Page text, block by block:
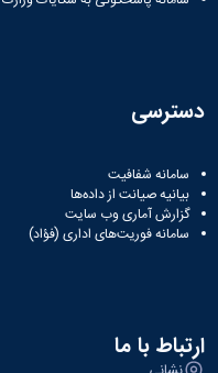
های
نامه ها
و
آئین
نامه
نامه
های
پژوهشی
دسترسی
سامانه شفافیت
بیانیه صیانت از داده‌ها
گزارش آماری وب‌ سایت
سامانه فوریت‌های اداری (فؤاد)
ارتباط با ما